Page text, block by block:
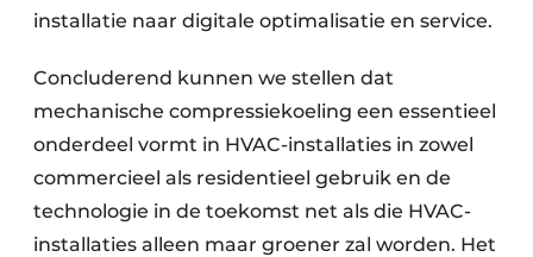
installatie naar digitale optimalisatie en service.
Concluderend kunnen we stellen dat
mechanische compressiekoeling een essentieel
onderdeel vormt in HVAC-installaties in zowel
commercieel als residentieel gebruik en de
technologie in de toekomst net als die HVAC-
installaties alleen maar groener zal worden. Het